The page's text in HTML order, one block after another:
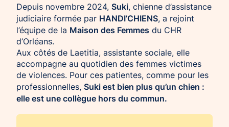
Depuis novembre 2024, Suki, chienne d’assistance
judiciaire formée par HANDI’CHIENS, a rejoint
l’équipe de la Maison des Femmes du CHR
d’Orléans.
Aux côtés de Laetitia, assistante sociale, elle
accompagne au quotidien des femmes victimes
de violences. Pour ces patientes, comme pour les
professionnelles, Suki est bien plus qu’un chien :
elle est une collègue hors du commun.